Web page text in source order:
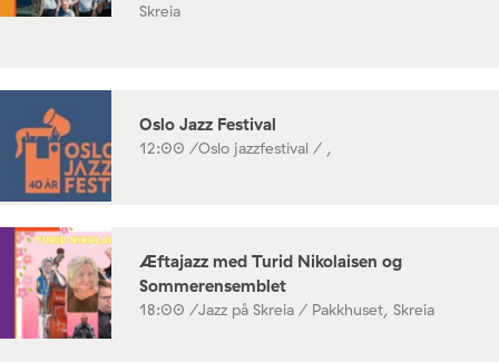
Skreia
Oslo Jazz Festival
12:00 /Oslo jazzfestival / ,
Æftajazz med Turid Nikolaisen og
Sommerensemblet
18:00 /Jazz på Skreia / Pakkhuset, Skreia